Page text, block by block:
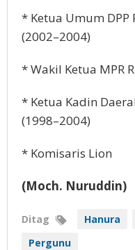
* Ketua Umum DPP
(2002–2004)
* Wakil Ketua MPR
* Ketua Kadin
(1998–2004)
* Komisaris Lion
(Moch. Nuruddin)
Ditag Hanura
Pergunu